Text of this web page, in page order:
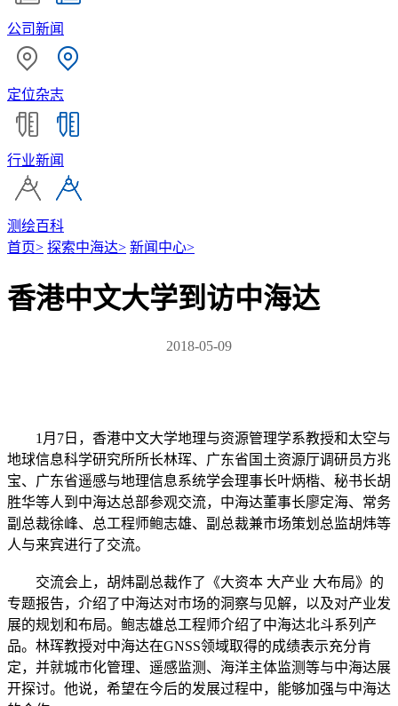
公司新闻
定位杂志
行业新闻
测绘百科
首页> 探索中海达> 新闻中心>
香港中文大学到访中海达
2018-05-09
1月7日，香港中文大学地理与资源管理学系教授和太空与
地球信息科学研究所所长林珲、广东省国土资源厅调研员方兆
宝、广东省遥感与地理信息系统学会理事长叶炳楷、秘书长胡
胜华等人到中海达总部参观交流，中海达董事长廖定海、常务
副总裁徐峰、总工程师鲍志雄、副总裁兼市场策划总监胡炜等
人与来宾进行了交流。
交流会上，胡炜副总裁作了《大资本 大产业 大布局》的
专题报告，介绍了中海达对市场的洞察与见解，以及对产业发
展的规划和布局。鲍志雄总工程师介绍了中海达北斗系列产
品。林珲教授对中海达在GNSS领域取得的成绩表示充分肯
定，并就城市化管理、遥感监测、海洋主体监测等与中海达展
开探讨。他说，希望在今后的发展过程中，能够加强与中海达